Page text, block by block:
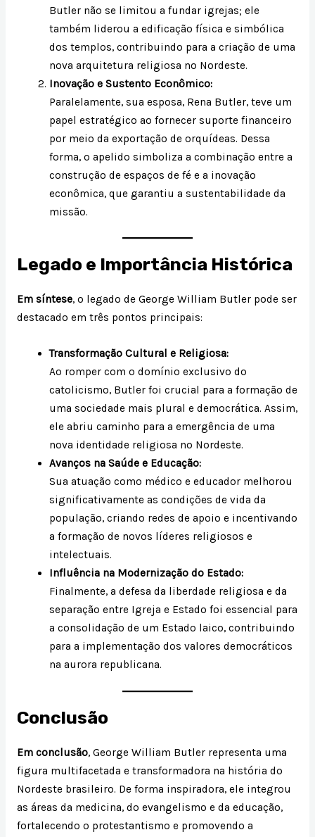
Butler não se limitou a fundar igrejas; ele
também liderou a edificação física e simbólica
dos templos, contribuindo para a criação de uma
nova arquitetura religiosa no Nordeste.
Inovação e Sustento Econômico:
Paralelamente, sua esposa, Rena Butler, teve um
papel estratégico ao fornecer suporte financeiro
por meio da exportação de orquídeas. Dessa
forma, o apelido simboliza a combinação entre a
construção de espaços de fé e a inovação
econômica, que garantiu a sustentabilidade da
missão.
Legado e Importância Histórica
Em síntese, o legado de George William Butler pode ser
destacado em três pontos principais:
Transformação Cultural e Religiosa:
Ao romper com o domínio exclusivo do
catolicismo, Butler foi crucial para a formação de
uma sociedade mais plural e democrática. Assim,
ele abriu caminho para a emergência de uma
nova identidade religiosa no Nordeste.
Avanços na Saúde e Educação:
Sua atuação como médico e educador melhorou
significativamente as condições de vida da
população, criando redes de apoio e incentivando
a formação de novos líderes religiosos e
intelectuais.
Influência na Modernização do Estado:
Finalmente, a defesa da liberdade religiosa e da
separação entre Igreja e Estado foi essencial para
a consolidação de um Estado laico, contribuindo
para a implementação dos valores democráticos
na aurora republicana.
Conclusão
Em conclusão, George William Butler representa uma
figura multifacetada e transformadora na história do
Nordeste brasileiro. De forma inspiradora, ele integrou
as áreas da medicina, do evangelismo e da educação,
fortalecendo o protestantismo e promovendo a